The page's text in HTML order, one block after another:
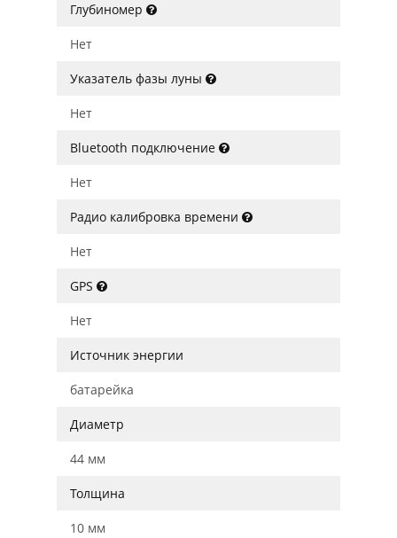
Глубиномер
Нет
Указатель фазы луны
Нет
Bluetooth подключение
Нет
Радио калибровка времени
Нет
GPS
Нет
Источник энергии
батарейка
Диаметр
44 мм
Толщина
10 мм